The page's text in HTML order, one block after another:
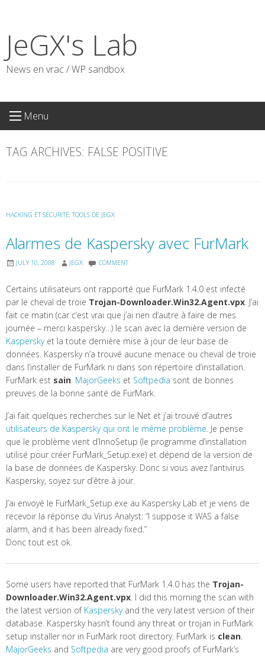
content
JeGX's Lab
News en vrac / WP sandbox
Menu
TAG ARCHIVES: FALSE POSITIVE
HACKING ET SÉCURITÉ, TOOLS DE JEGX
Alarmes de Kaspersky avec FurMark
JULY 10, 2008 JEGX COMMENT
Certains utilisateurs ont rapporté que FurMark 1.4.0 est infecté
par le cheval de troie Trojan-Downloader.Win32.Agent.vpx. J’ai
fait ce matin (car c’est vrai que j’ai rien d’autre à faire de mes
journée – merci kaspersky…) le scan avec la dernière version de
Kasperskyet la toute dernière mise à jour de leur base de
données. Kaspersky n’a trouvé aucune menace ou cheval de troie
dans l’installer de FurMark ni dans son répertoire d’installation.
FurMark est sain. MajorGeeks et Softpedia sont de bonnes
preuves de la bonne santé de FurMark.
J’ai fait quelques recherches sur le Net et j’ai trouvé d’autres
utilisateurs de Kaspersky qui ont le même problème. Je pense
que le problème vient d’InnoSetup (le programme d’installation
utilisé pour créer FurMark_Setup.exe) et dépend de la version de
la base de données de Kaspersky. Donc si vous avez l’antivirus
Kaspersky, soyez sur d’être à jour.
J’ai envoyé le FurMark_Setup.exe au Kaspersky Lab et je viens de
recevoir la réponse du Virus Analyst: “I suppose it WAS a false
alarm, and it has been already fixed.”
Donc tout est ok.
Some users have reported that FurMark 1.4.0 has the Trojan-
Downloader.Win32.Agent.vpx. I did this morning the scan with
the latest version of Kasperskyand the very latest version of their
database. Kaspersky hasn’t found any threat or trojan in FurMark
setup installer nor in FurMark root directory. FurMark is clean.
MajorGeeks and Softpedia are very good proofs of FurMark’s